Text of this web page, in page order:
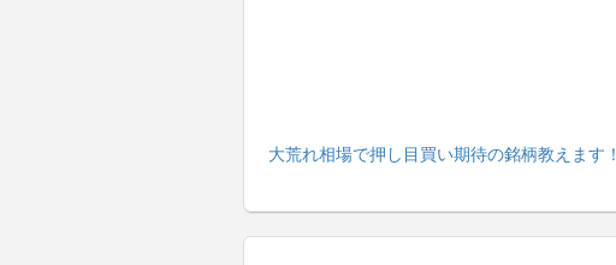
大荒れ相場で押し目買い期待の銘柄教えます！